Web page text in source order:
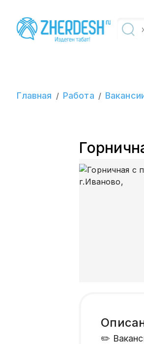
Главная / Работа /
✏️